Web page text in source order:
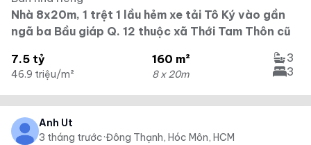
Nhà 8x20m, 1 trệt 1 lầu hẻm xe tải Tô Ký vào gần
ngã ba Bầu giáp Q. 12 thuộc xã Thới Tam Thôn cũ
7.5 tỷ
46.9 triệu/m²
160 m²
8 x 20m
3
3
Anh Út
3 tháng trước·Đông Thạnh, Hóc Môn, HCM